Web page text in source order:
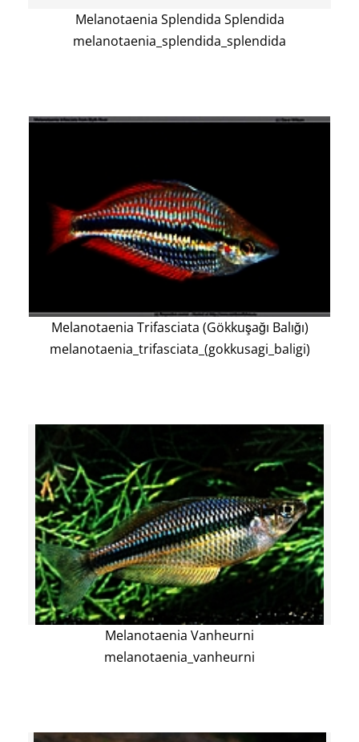
Melanotaenia Splendida Splendida
melanotaenia_splendida_splendida
Melanotaenia Trifasciata (Gökkuşağı Balığı)
melanotaenia_trifasciata_(gokkusagi_baligi)
Melanotaenia Vanheurni
melanotaenia_vanheurni